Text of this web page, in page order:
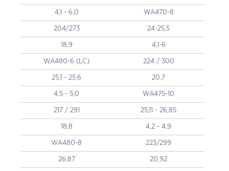
4,1 - 6,0 WA470-8
204/273 24-25,5
18,9 4,1-6
WA480-6 (LC) 224 / 300
25,1 - 25,6 20,7
4,5 - 5,0 WA475-10
217 / 291 25,11 - 26,85
18,8 4,2 - 4,9
WA480-8 223/299
26,87 20,92